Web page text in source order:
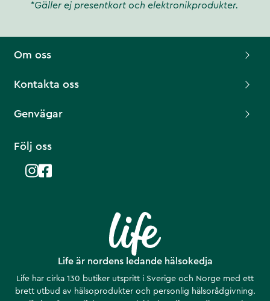
*Gäller ej presentkort och elektronikprodukter.
Life är nordens ledande hälsokedja
Life har cirka 130 butiker utspritt i Sverige och Norge med ett
brett utbud av hälsoprodukter och personlig hälsorådgivning.
Om oss
Kontakta oss
Genvägar
Följ oss